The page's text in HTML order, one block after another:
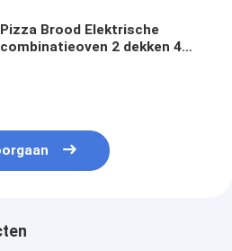
Pizza Brood Elektrische
combinatieoven 2 dekken 4